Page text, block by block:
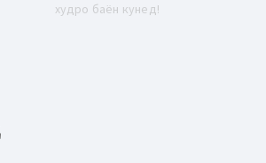
худро баён кунед!